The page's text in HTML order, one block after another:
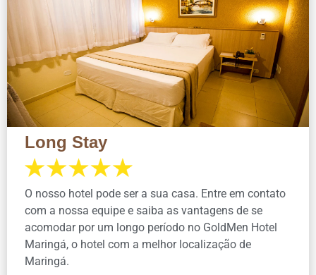
Long Stay
O nosso hotel pode ser a sua casa. Entre em contato
com a nossa equipe e saiba as vantagens de se
acomodar por um longo período no GoldMen Hotel
Maringá, o hotel com a melhor localização de
Maringá.